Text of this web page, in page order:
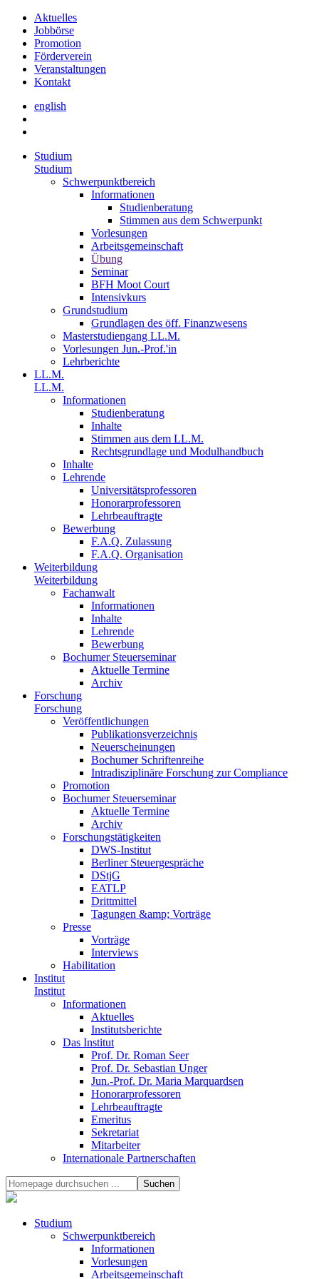
Aktuelles
Jobbörse
Promotion
Förderverein
Veranstaltungen
Kontakt
english
Studium
Studium
Schwerpunktbereich
Informationen
Studienberatung
Stimmen aus dem Schwerpunkt
Vorlesungen
Arbeitsgemeinschaft
Übung
Seminar
BFH Moot Court
Intensivkurs
Grundstudium
Grundlagen des öff. Finanzwesens
Masterstudiengang LL.M.
Vorlesungen Jun.-Prof.'in
Lehrberichte
LL.M.
LL.M.
Informationen
Studienberatung
Inhalte
Stimmen aus dem LL.M.
Rechtsgrundlage und Modulhandbuch
Inhalte
Lehrende
Universitätsprofessoren
Honorarprofessoren
Lehrbeauftragte
Bewerbung
F.A.Q. Zulassung
F.A.Q. Organisation
Weiterbildung
Weiterbildung
Fachanwalt
Informationen
Inhalte
Lehrende
Bewerbung
Bochumer Steuerseminar
Aktuelle Termine
Archiv
Forschung
Forschung
Veröffentlichungen
Publikationsverzeichnis
Neuerscheinungen
Bochumer Schriftenreihe
Intradisziplinäre Forschung zur Compliance
Promotion
Bochumer Steuerseminar
Aktuelle Termine
Archiv
Forschungstätigkeiten
DWS-Institut
Berliner Steuergespräche
DStjG
EATLP
Drittmittel
Tagungen &amp; Vorträge
Presse
Vorträge
Interviews
Habilitation
Institut
Institut
Informationen
Aktuelles
Institutsberichte
Das Institut
Prof. Dr. Roman Seer
Prof. Dr. Sebastian Unger
Jun.-Prof. Dr. Maria Marquardsen
Honorarprofessoren
Lehrbeauftragte
Emeritus
Sekretariat
Mitarbeiter
Internationale Partnerschaften
Studium
Schwerpunktbereich
Informationen
Vorlesungen
Arbeitsgemeinschaft